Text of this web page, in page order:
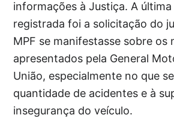
informações à Justiça. A
registrada foi a solicitação do
MPF se manifestasse sobre os
apresentados pela General
União, especialmente no que
quantidade de acidentes e à
insegurança do veículo.